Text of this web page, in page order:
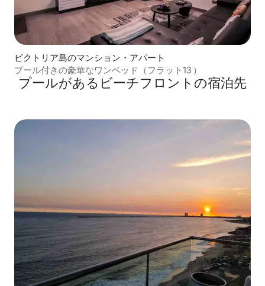
ビクトリア島のマンション・アパート
プール付きの豪華なワンベッド（フラット13 ）
プールがあるビーチフロントの宿泊先